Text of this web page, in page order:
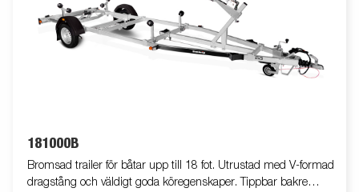
181000B
Bromsad trailer för båtar upp till 18 fot. Utrustad med V-formad
dragstång och väldigt goda köregenskaper. Tippbar bakre